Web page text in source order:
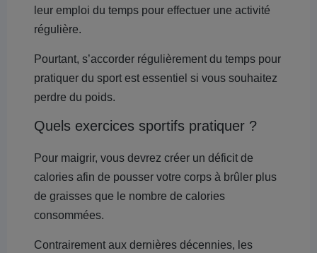
leur emploi du temps pour effectuer une activité
régulière.
Pourtant, s’accorder régulièrement du temps pour
pratiquer du sport est essentiel si vous souhaitez
perdre du poids.
Quels exercices sportifs pratiquer ?
Pour maigrir, vous devrez créer un déficit de
calories afin de pousser votre corps à brûler plus
de graisses que le nombre de calories
consommées.
Contrairement aux dernières décennies, les